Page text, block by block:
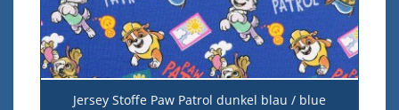
Jersey Stoffe Paw Patrol dunkel blau / blue